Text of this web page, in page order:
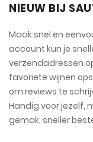
NIEUW BIJ
Maak snel en
account kun je
verzendadressen
favoriete wijnen
om reviews te
Handig voor jezelf,
gemak, sneller